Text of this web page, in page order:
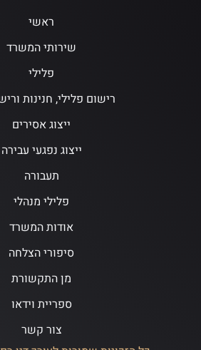
ראשי
שירותי המשרד
פלילי
רישום פלילי, חנינות
ייצוג אסירים
ייצוג נפגעי עבירה
תעבורה
פלילי מנהלי
אודות המשרד
סיפורי הצלחה
מן התקשורת
ספריית וידאו
צור קשר